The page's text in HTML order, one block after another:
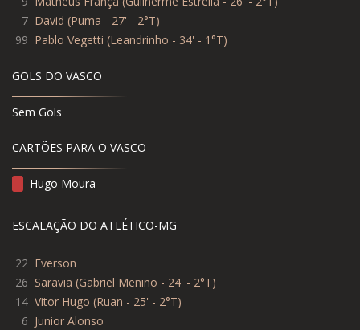
7 David (Puma - 27' - 2°T)
99 Pablo Vegetti (Leandrinho - 34' - 1°T)
GOLS DO VASCO
Sem Gols
CARTÕES PARA O VASCO
Hugo Moura
ESCALAÇÃO DO ATLÉTICO-MG
22 Everson
26 Saravia (Gabriel Menino - 24' - 2°T)
14 Vitor Hugo (Ruan - 25' - 2°T)
6 Junior Alonso